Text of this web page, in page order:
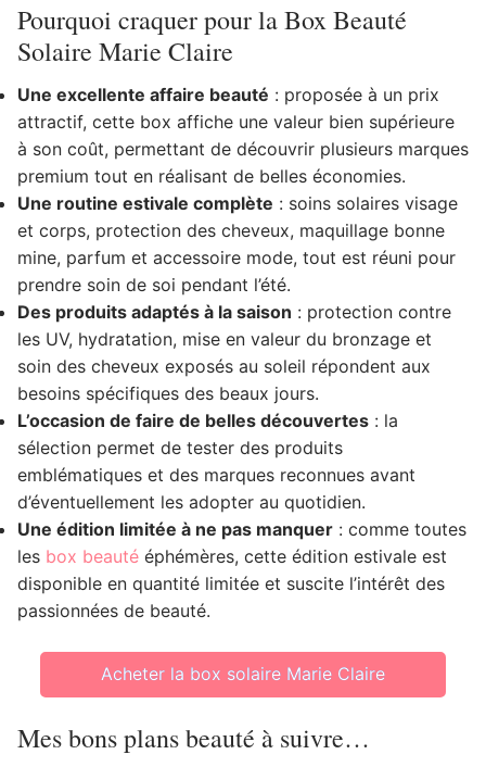
Pourquoi craquer pour la Box Beauté
Solaire Marie Claire
Une excellente affaire beauté : proposée à un prix
attractif, cette box affiche une valeur bien supérieure
à son coût, permettant de découvrir plusieurs marques
premium tout en réalisant de belles économies.
Une routine estivale complète : soins solaires visage
et corps, protection des cheveux, maquillage bonne
mine, parfum et accessoire mode, tout est réuni pour
prendre soin de soi pendant l’été.
Des produits adaptés à la saison : protection contre
les UV, hydratation, mise en valeur du bronzage et
soin des cheveux exposés au soleil répondent aux
besoins spécifiques des beaux jours.
L’occasion de faire de belles découvertes : la
sélection permet de tester des produits
emblématiques et des marques reconnues avant
d’éventuellement les adopter au quotidien.
Une édition limitée à ne pas manquer : comme toutes
les box beauté éphémères, cette édition estivale est
disponible en quantité limitée et suscite l’intérêt des
passionnées de beauté.
Acheter la box solaire Marie Claire
Mes bons plans beauté à suivre…